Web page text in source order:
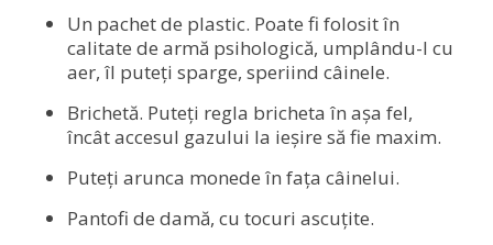
Un pachet de plastic. Poate fi folosit în
calitate de armă psihologică, umplându-l cu
aer, îl puteți sparge, speriind câinele.
Brichetă. Puteți regla bricheta în așa fel,
încât accesul gazului la ieșire să fie maxim.
Puteți arunca monede în fața câinelui.
Pantofi de damă, cu tocuri ascuțite.